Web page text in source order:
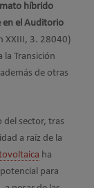
híbrido
en el Auditorio
XXIII, 3. 28040)
Transición
de otras
del sector, tras
a raíz de la
ha
para